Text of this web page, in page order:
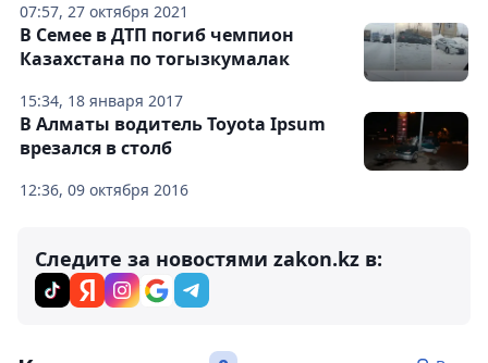
07:57, 27 октября 2021
15:34, 18 января 2017
В Семее в ДТП погиб чемпион
Казахстана по тогызкумалак
12:36, 09 октября 2016
В Алматы водитель Toyota Ipsum
врезался в столб
Следите за новостями zakon.kz в: